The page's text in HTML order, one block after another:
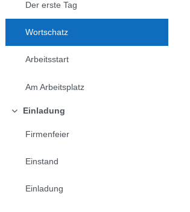
Der erste Tag
Wortschatz
Arbeitsstart
Am Arbeitsplatz
Minimalizuj
Einladung
Firmenfeier
Einstand
Einladung